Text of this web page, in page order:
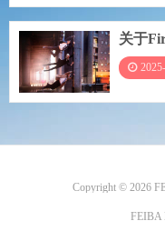
关于
像素
Copyright © 2026
FEIBA